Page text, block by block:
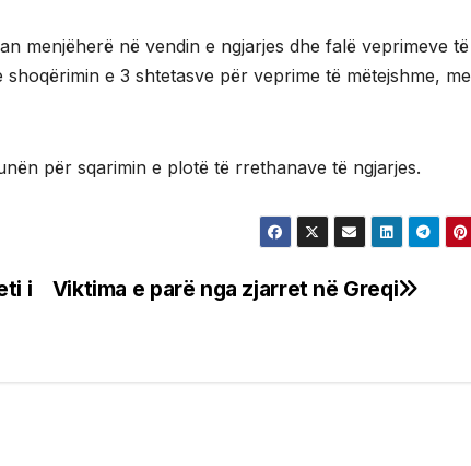
menjëherë në vendin e ngjarjes dhe falë veprimeve të
e 3 shtetasve për veprime të mëtejshme,
për sqarimin e plotë të rrethanave të ngjarjes.
Viktima e parë nga zjarret në Greqi
i